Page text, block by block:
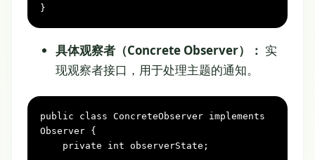
}
具体观察者（Concrete Observer）： 实
现观察者接口，用于处理主题的通知。
public class ConcreteObserver implements
Observer {
private
int observerState;